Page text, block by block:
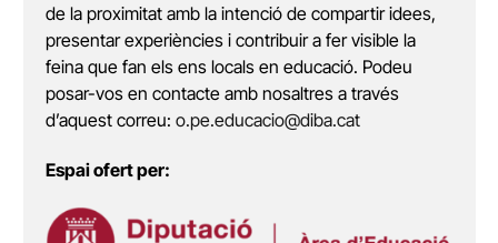
de la proximitat amb la intenció de compartir idees,
presentar experiències i contribuir a fer visible la
feina que fan els ens locals en educació. Podeu
posar-vos en contacte amb nosaltres a través
d’aquest correu: o.pe.educacio@diba.cat
Espai ofert per: